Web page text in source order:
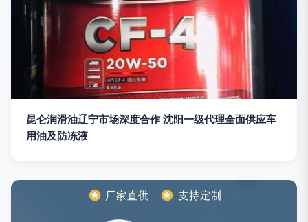
昆仑润滑油辽宁市场深度合作 沈阳一级代理全面供应车
用油及防冻液